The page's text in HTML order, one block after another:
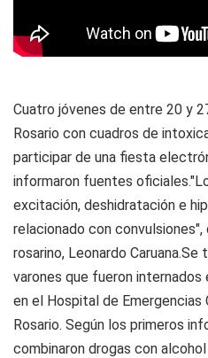
Cuatro jóvenes de entre 20 y
Rosario con cuadros de
participar de una fiesta
informaron fuentes
excitación, deshidratación e
relacionado con
rosarino, Leonardo
varones que fueron internados
en el Hospital de
Rosario. Según los primeros
combinaron drogas con